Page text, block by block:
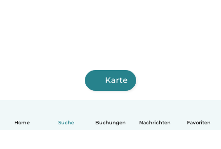
Home Suche Buchungen Nachrichten Favoriten
Karte